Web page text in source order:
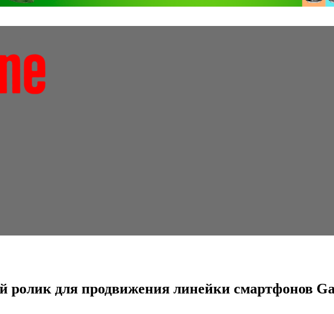
ролик для продвижения линейки смартфонов